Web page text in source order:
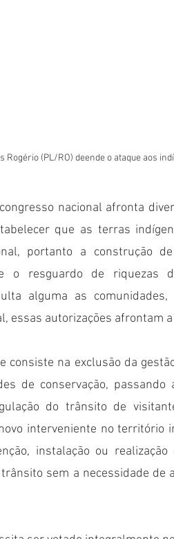
Rogério (PL/RO) deende o ataque aos
nacional afronta
que as terras
portanto a construção
o resguardo de riquezas
alguma as
essas autorizações afrontam a
consiste na exclusão da
de conservação,
do trânsito de
interveniente no território
instalação ou
sem a necessidade de